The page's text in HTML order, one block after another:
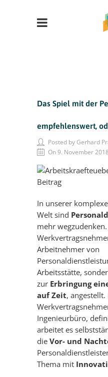
Das Spiel mit der
empfehlenswert,
Posted by Gerhard
On 9. November 2018
In unserer
Welt sind
mehr
Arbeitnehmer von
Arbeitsstätte,
zur Erbringung
auf Zeit, angestellt.
Ingenieurbüro,
arbeitet es
die Vor- und
Thema mit